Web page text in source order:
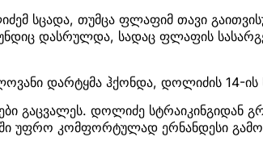
სცადა, თუმცა ფლაფიმ თავი
დასრულდა, სადაც ფლაფის
დარტყმა ჰქონდა, დოლიძის 14-ის
გაცვალეს. დოლიძე სტრაიკინგიდან
უფრო კომფორტულად ერნანდესი